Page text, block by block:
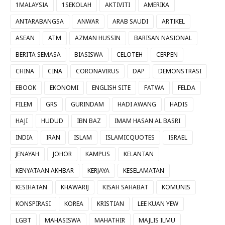
1MALAYSIA 1SEKOLAH AKTIVITI
AMERIKA
ANTARABANGSA
ANWAR ARAB SAUDI
ARTIKEL
ASEAN
ATM AZMAN HUSSIN
BARISAN NASIONAL
BERITA SEMASA
BIASISWA CELOTEH
CERPEN
CHINA
CINA CORONAVIRUS DAP
DEMONSTRASI
EBOOK
EKONOMI ENGLISH SITE FATWA
FELDA
FILEM
GRS GURINDAM HADI AWANG
HADIS
HAJI
HUDUD IBN BAZ
IMAM HASAN AL BASRI
INDIA
IRAN ISLAM ISLAMICQUOTES
ISRAEL
JENAYAH
JOHOR KAMPUS
KELANTAN
KENYATAAN AKHBAR
KERJAYA
KESELAMATAN
KESIHATAN
KHAWARIJ KISAH SAHABAT
KOMUNIS
KONSPIRASI
KOREA KRISTIAN
LEE KUAN YEW
LGBT
MAHASISWA MAHATHIR
MAJLIS ILMU